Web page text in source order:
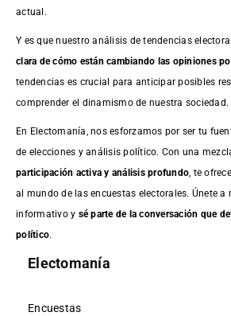
actual.
Y es que nuestro análisis de tendencias
clara de cómo están cambiando las opiniones
tendencias es crucial para anticipar posibles
comprender el dinamismo de nuestra sociedad.
En Electomanía, nos esforzamos por ser tu
de elecciones y análisis político. Con una
participación activa y análisis profundo , te
al mundo de las encuestas electorales. Únete a
informativo y sé parte de la conversación que
político.
Electomanía
Encuestas